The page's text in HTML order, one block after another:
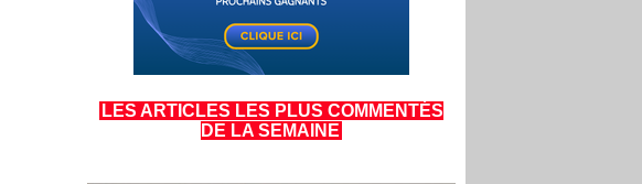
LES ARTICLES LES PLUS COMMENTÉS
DE LA SEMAINE